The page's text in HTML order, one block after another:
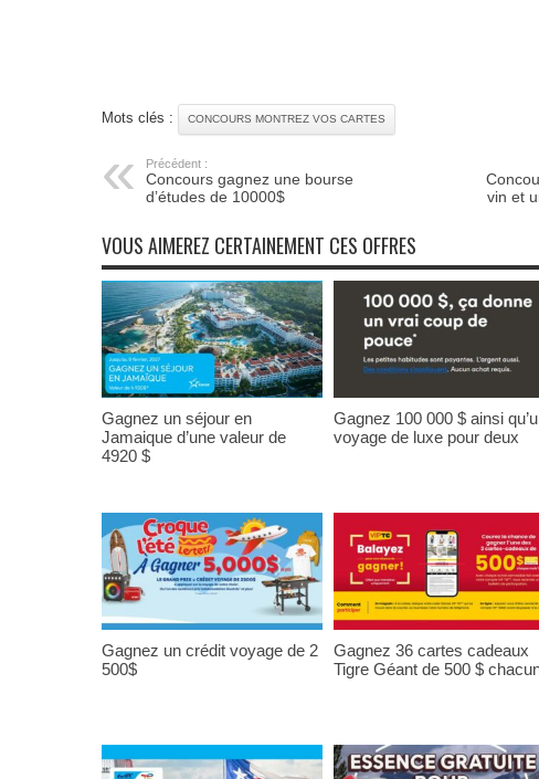
Mots clés : CONCOURS MONTREZ VOS CARTES
Précédent :
Concours gagnez une bourse
d’études de 10000$
vin et
VOUS AIMEREZ CERTAINEMENT CES OFFRES
Gagnez un séjour en
Jamaique d’une valeur de
4920 $
Gagnez 100 000 $ ainsi
voyage de luxe pour deux
Gagnez un crédit voyage de 2
500$
Gagnez 36 cartes cadeaux
Tigre Géant de 500 $